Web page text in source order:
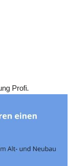
Profi.